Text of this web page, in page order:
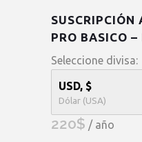
SUSCRIPCIÓN
PRO BASICO
Seleccione divisa:
USD, $
Dólar (USA)
220$ / año